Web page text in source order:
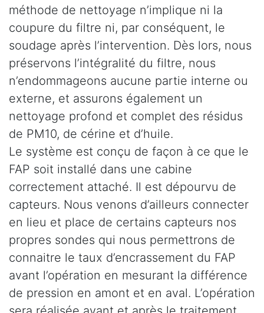
méthode de nettoyage n’implique ni la
coupure du filtre ni, par conséquent, le
soudage après l’intervention. Dès lors, nous
préservons l’intégralité du filtre, nous
n’endommageons aucune partie interne ou
externe, et assurons également un
nettoyage profond et complet des résidus
de PM10, de cérine et d’huile.
Le système est conçu de façon à ce que le
FAP soit installé dans une cabine
correctement attaché. Il est dépourvu de
capteurs. Nous venons d’ailleurs connecter
en lieu et place de certains capteurs nos
propres sondes qui nous permettrons de
connaitre le taux d’encrassement du FAP
avant l’opération en mesurant la différence
de pression en amont et en aval. L’opération